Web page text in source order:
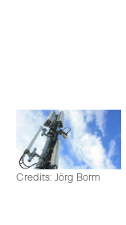
Credits: Jörg Borm